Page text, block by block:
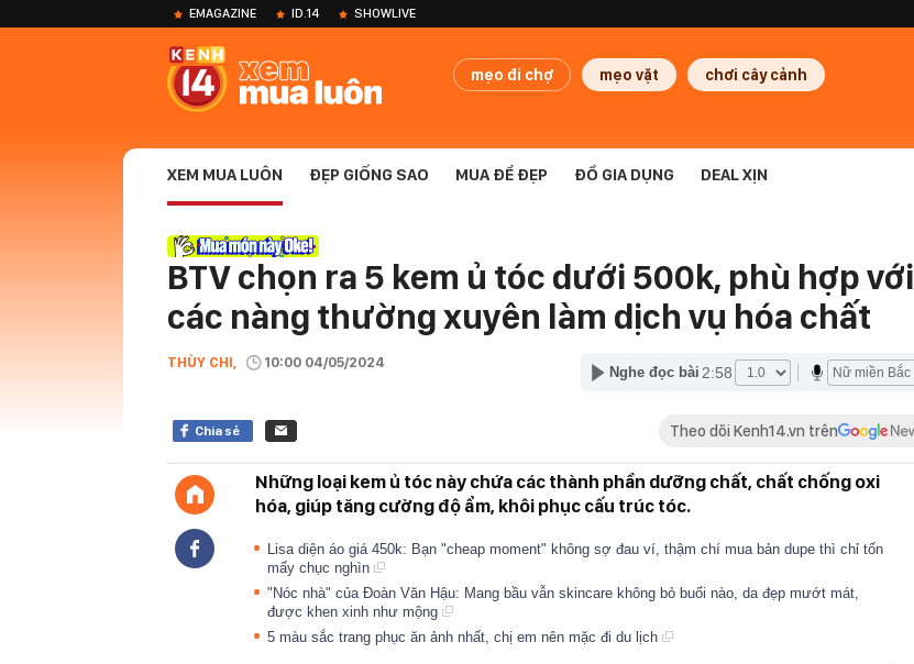
EMAGAZINE ID.14 SHOWLIVE
mẹo đi chợ mẹo vặt chơi cây cảnh
XEM MUA LUÔN ĐẸP GIỐNG SAO MUA ĐỂ ĐẸP ĐỒ GIA DỤNG DEAL XỊN
BTV chọn ra 5 kem ủ tóc dưới 500k, phù hợp với
các nàng thường xuyên làm dịch vụ hóa chất
THÙY CHI, 10:00 04/05/2024
Nghe đọc bài 2:58
Chia sẻ Theo dõi Kenh14.vn trên
Những loại kem ủ tóc này chứa các thành phần dưỡng chất, chất chống oxi
hóa, giúp tăng cường độ ẩm, khôi phục cấu trúc tóc.
Lisa diện áo giá 450k: Bạn "cheap moment" không sợ đau ví, thậm chí mua bản dupe thì chỉ tốn
mấy chục nghìn
"Nóc nhà" của Đoàn Văn Hậu: Mang bầu vẫn skincare không bỏ buổi nào, da đẹp mướt mát,
được khen xinh như mộng
5 màu sắc trang phục ăn ảnh nhất, chị em nên mặc đi du lịch